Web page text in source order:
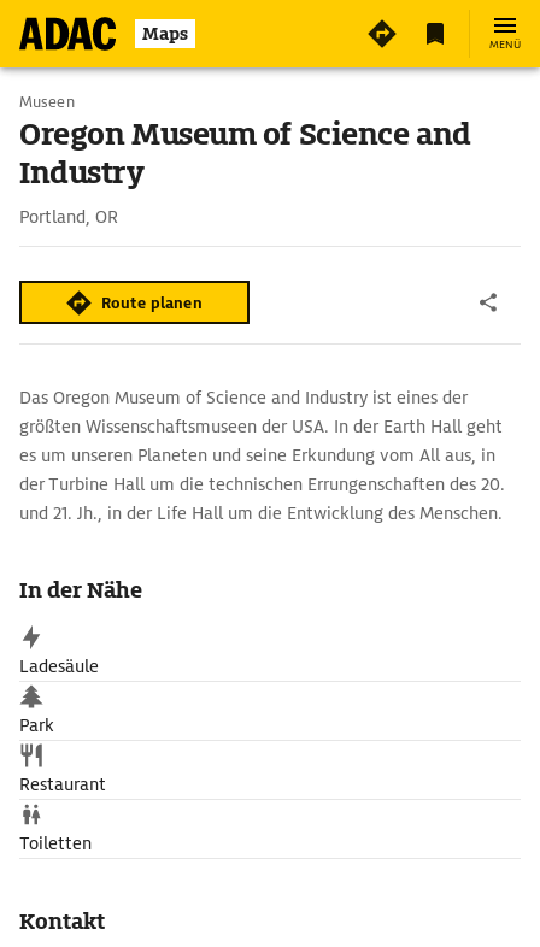
Maps MENÜ
Museen
Oregon Museum of Science and
Industry
Portland, OR
Route planen
Das Oregon Museum of Science and Industry ist eines der
größten Wissenschaftsmuseen der USA. In der Earth Hall geht
es um unseren Planeten und seine Erkundung vom All aus, in
der Turbine Hall um die technischen Errungenschaften des 20.
und 21. Jh., in der Life Hall um die Entwicklung des Menschen.
In der Nähe
Ladesäule
Park
Restaurant
Toiletten
Kontakt